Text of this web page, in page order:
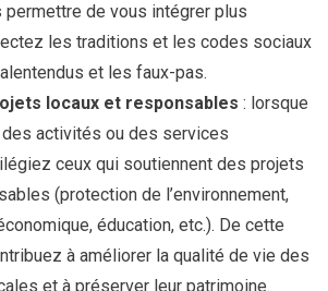
permettre de vous intégrer plus
les traditions et les codes sociaux
et les faux-pas.
locaux et responsables : lorsque
activités ou des services
ceux qui soutiennent des projets
(protection de l’environnement,
éducation, etc.). De cette
à améliorer la qualité de vie des
et à préserver leur patrimoine.